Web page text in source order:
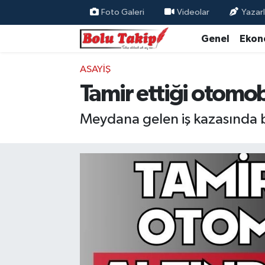
Foto Galeri Videolar
Genel
ASAYIŞ
Tamir ettiği
Meydana gelen iş kazasında